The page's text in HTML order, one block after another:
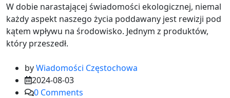
W dobie narastającej świadomości ekologicznej, niemal
każdy aspekt naszego życia poddawany jest rewizji pod
kątem wpływu na środowisko. Jednym z produktów,
który przeszedł.
byWiadomości Częstochowa
2024-08-03
0 Comments